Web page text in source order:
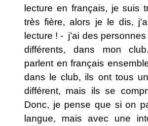
lecture en français, je suis
très fière, alors je le dis,
lecture ! - j’ai des
différents, dans mon
parlent en français
dans le club, ils ont tous
différent, mais ils se
Donc, je pense que si on
langue, mais avec une